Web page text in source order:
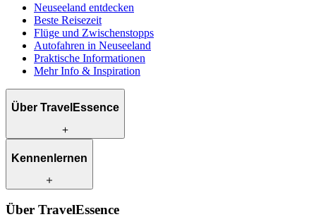
Neuseeland entdecken
Beste Reisezeit
Flüge und Zwischenstopps
Autofahren in Neuseeland
Praktische Informationen
Mehr Info & Inspiration
Über TravelEssence
Was wir anbieten
Was uns einzigartig macht
Klimabewusst reisen
Kennenlernen
Unsere Reiseexperten
Über TravelEssence